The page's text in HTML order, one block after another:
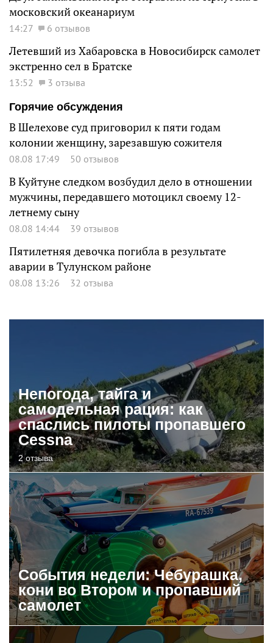
московский океанариум
14:27 6 отзывов
Летевший из Хабаровска в Новосибирск самолет
экстренно сел в Братске
13:52
3 отзыва
Горячие обсуждения
В Шелехове суд приговорил к пяти годам
колонии женщину, зарезавшую сожителя
08.08 17:49 50 отзывов
В Куйтуне следком возбудил дело в отношении
мужчины, передавшего мотоцикл своему 12-
летнему сыну
08.08 14:44 39 отзывов
Пятилетняя девочка погибла в результате
аварии в Тулунском районе
08.08 13:26 32 отзыва
Непогода, тайга и
самодельная рация: как
спаслись пилоты пропавшего
Cessna
2 отзыва
События недели: Чебурашка,
кони во Втором и пропавший
самолет